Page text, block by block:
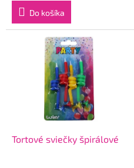
Do košíka
Tortové sviečky špirálové